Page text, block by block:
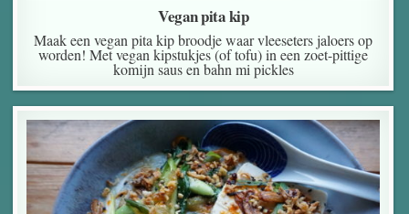
Vegan pita kip
Maak een vegan pita kip broodje waar vleeseters jaloers op
worden! Met vegan kipstukjes (of tofu) in een zoet-pittige
komijn saus en bahn mi pickles